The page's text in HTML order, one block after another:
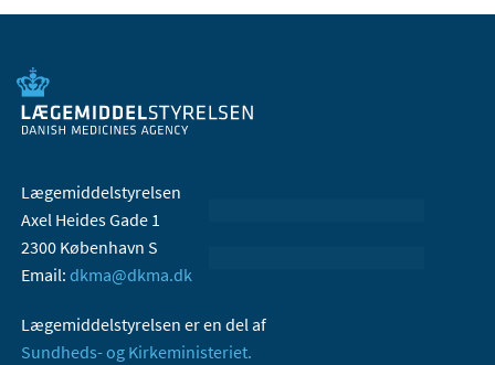
Lægemiddelstyrelsen
Axel Heides Gade 1
2300 København S
Email: dkma@dkma.dk
Lægemiddelstyrelsen er en del af
Sundheds- og Kirkeministeriet.